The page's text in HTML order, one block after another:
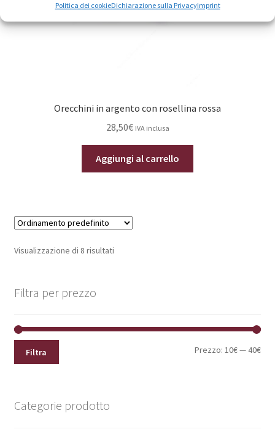
Politica dei cookieDichiarazione sulla PrivacyImprint
Orecchini in argento con rosellina rossa
28,50€ IVA inclusa
Aggiungi al carrello
Visualizzazione di 8 risultati
Filtra per prezzo
Filtra Prezzo:10€—40€
Categorie prodotto